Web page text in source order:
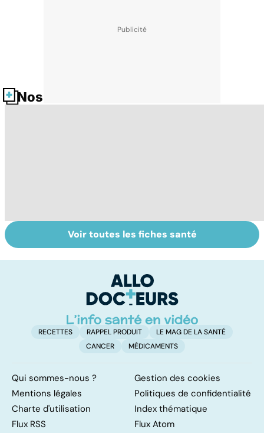
Nos fiches santé
Tout savoir sur le
vitiligo
Troubles de
l'érection :
haute
Voir toutes les fiches santé
RECETTES RAPPEL PRODUIT
LE MAG DE LA SANTÉ
CANCER
MÉDICAMENTS
Qui sommes-nous ?
Gestion des cookies
Mentions légales
Politiques de confidentialité
Charte d'utilisation
Index thématique
Flux RSS
Flux Atom